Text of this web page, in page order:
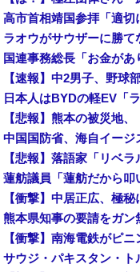
高市首相靖国参拝「適
ラオウがサウザーに勝